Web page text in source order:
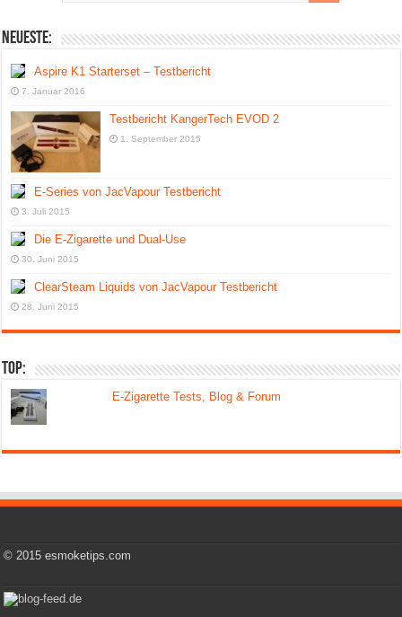
Neueste:
Aspire K1 Starterset – Testbericht
7. Januar 2016
Testbericht KangerTech EVOD 2
1. September 2015
E-Series von JacVapour Testbericht
3. Juli 2015
Die E-Zigarette und Dual-Use
30. Juni 2015
ClearSteam Liquids von JacVapour Testbericht
28. Juni 2015
Top:
E-Zigarette Tests, Blog & Forum
© 2015 esmoketips.com